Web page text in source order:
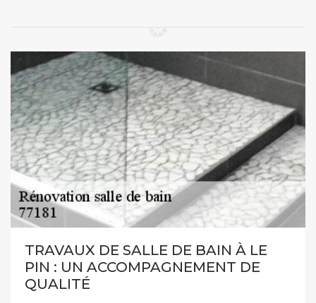
TRAVAUX DE SALLE DE BAIN À LE
PIN : UN ACCOMPAGNEMENT DE
QUALITÉ